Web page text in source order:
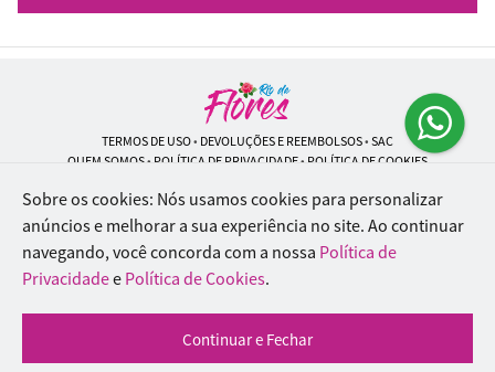
TERMOS DE USO• DEVOLUÇÕES E REEMBOLSOS• SAC
QUEM SOMOS• POLÍTICA DE PRIVACIDADE• POLÍTICA DE COOKIES
Rio de Flores | CNPJ: 18.184.423/0001-74
Rua Lopes Trovão, 42 - Rio de Janeiro - RJ - 20.920-340
WhatsApp: (21) 96451-9290| Telefone: (21) 9 6715-9790
© 2024-2026 - Todos os direitos reservados - Desenvolvido por
Inteligentes
Sobre os cookies: Nós usamos cookies para personalizar
anúncios e melhorar a sua experiência no site. Ao continuar
navegando, você concorda com a nossa Política de
Privacidadee Política de Cookies.
Continuar e Fechar